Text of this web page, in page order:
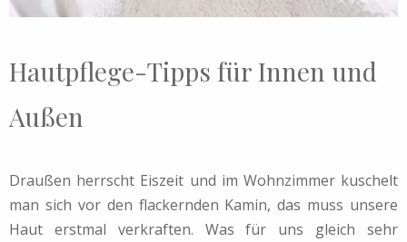
Hautpflege-Tipps für Innen und
Außen
Draußen herrscht Eiszeit und im Wohnzimmer kuschelt
man sich vor den flackernden Kamin, das muss unsere
Haut erstmal verkraften. Was für uns gleich sehr